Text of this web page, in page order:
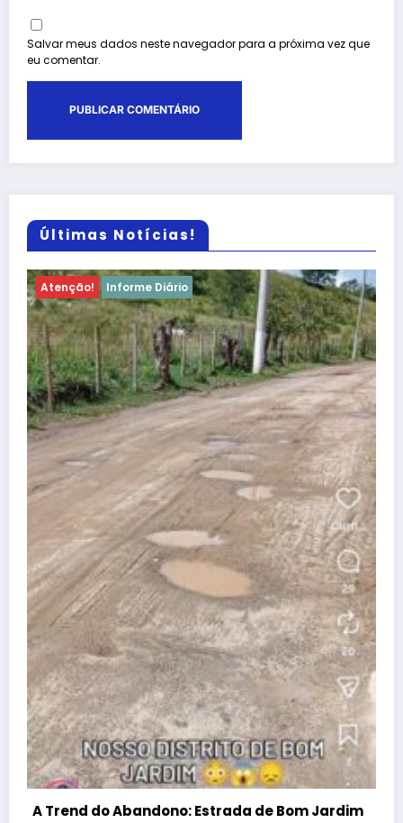
Salvar meus dados neste navegador para a próxima vez que
eu comentar.
Últimas Notícias!
Atenção! Informe Diário
Atenção, Bom Jesus! Alerta sobre
dificuldades no Programa Farmácia Popular
dezembro 25, 2025 Wisley
Guia útil Conheça nossa cidade Denúncia
Contato
APAN
A REDE
Blog Wisley Fernandes - 2025 - Ligue: (22) 99908-4338 -
CNPJ:38.455.321/0001-53 | Powered By
SpiceThemes